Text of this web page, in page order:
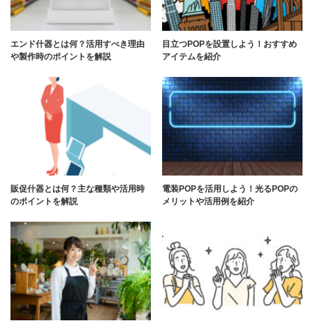
エンド什器とは何？活用すべき理由
や製作時のポイントを解説
目立つPOPを設置しよう！おすすめ
アイテムを紹介
販促什器とは何？主な種類や活用時
のポイントを解説
電装POPを活用しよう！光るPOPの
メリットや活用例を紹介